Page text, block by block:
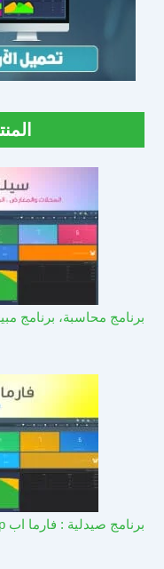
برنامج محاسبة، برنامج
برنامج صيدلية : فارما اب PharmaUp​